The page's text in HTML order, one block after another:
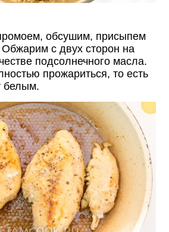
обсушим, присыпем
с двух сторон на
подсолнечного масла.
прожариться, то есть
белым.